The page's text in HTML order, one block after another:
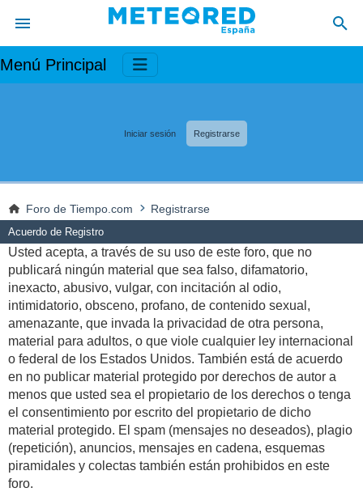
Menú Principal
Iniciar sesión Registrarse
Foro de Tiempo.com Registrarse
Acuerdo de Registro
Usted acepta, a través de su uso de este foro, que no
publicará ningún material que sea falso, difamatorio,
inexacto, abusivo, vulgar, con incitación al odio,
intimidatorio, obsceno, profano, de contenido sexual,
amenazante, que invada la privacidad de otra persona,
material para adultos, o que viole cualquier ley internacional
o federal de los Estados Unidos. También está de acuerdo
en no publicar material protegido por derechos de autor a
menos que usted sea el propietario de los derechos o tenga
el consentimiento por escrito del propietario de dicho
material protegido. El spam (mensajes no deseados), plagio
(repetición), anuncios, mensajes en cadena, esquemas
piramidales y colectas también están prohibidos en este
foro.